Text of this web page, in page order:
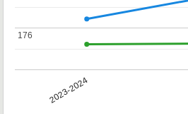
2023-2024
176
176